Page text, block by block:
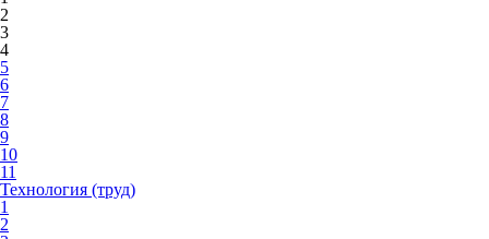
2
3
4
5
6
7
8
9
10
11
Технология (труд)
1
2